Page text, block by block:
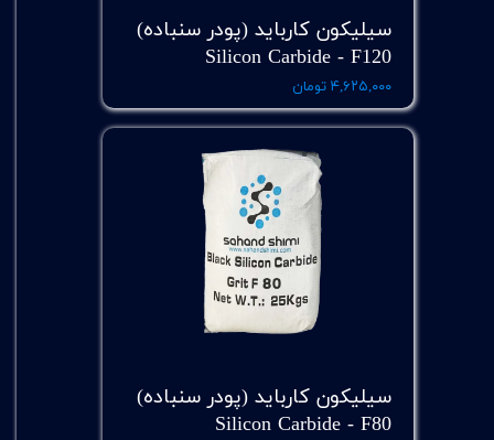
سیلیکون کارباید (پودر سنباده)
Silicon Carbide - F120
۴,۶۲۵,۰۰۰ تومان
سیلیکون کارباید (پودر سنباده)
Silicon Carbide - F80